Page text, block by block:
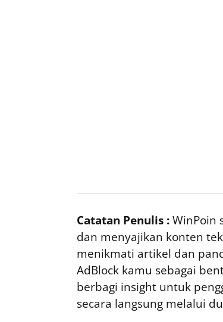
Catatan Penulis :WinPoin
dan menyajikan konten
menikmati artikel dan
AdBlock kamu sebagai
berbagi insight untuk
secara langsung melalui